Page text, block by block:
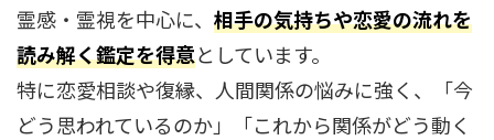
霊感・霊視を中心に、 相手の気持ちや恋愛の流れを
読み解く鑑定を得意としています。
特に恋愛相談や復縁、人間関係の悩みに強く、「今
どう思われているのか」「これから関係がどう動く